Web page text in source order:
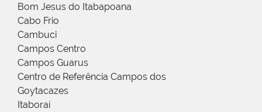
Bom Jesus do Itabapoana
Cabo Frio
Cambuci
Campos Centro
Campos Guarus
Centro de Referência Campos dos
Goytacazes
Itaboraí